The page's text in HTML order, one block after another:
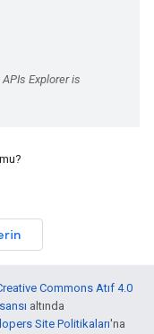
Commons Atıf 4.0
altında
Site Politikaları'na